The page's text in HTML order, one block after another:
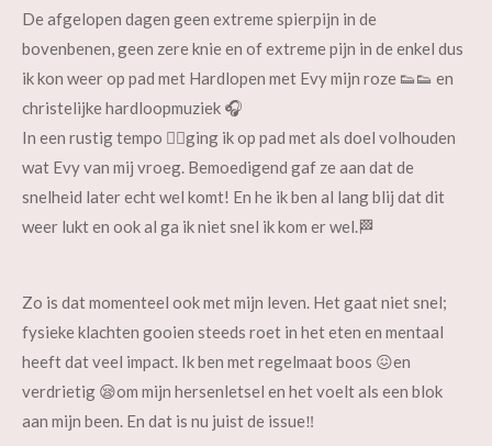
De afgelopen dagen geen extreme spierpijn in de
bovenbenen, geen zere knie en of extreme pijn in de enkel dus
ik kon weer op pad met Hardlopen met Evy mijn roze 👟👟 en
christelijke hardloopmuziek 🎧
In een rustig tempo 🏃‍♀️ging ik op pad met als doel volhouden
wat Evy van mij vroeg. Bemoedigend gaf ze aan dat de
snelheid later echt wel komt! En he ik ben al lang blij dat dit
weer lukt en ook al ga ik niet snel ik kom er wel.🏁
Zo is dat momenteel ook met mijn leven. Het gaat niet snel;
fysieke klachten gooien steeds roet in het eten en mentaal
heeft dat veel impact. Ik ben met regelmaat boos 😖en
verdrietig 😪om mijn hersenletsel en het voelt als een blok
aan mijn been. En dat is nu juist de issue‼️